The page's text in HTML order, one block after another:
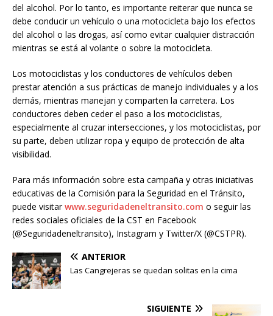
del alcohol. Por lo tanto, es importante reiterar que nunca se
debe conducir un vehículo o una motocicleta bajo los efectos
del alcohol o las drogas, así como evitar cualquier distracción
mientras se está al volante o sobre la motocicleta.
Los motociclistas y los conductores de vehículos deben
prestar atención a sus prácticas de manejo individuales y a los
demás, mientras manejan y comparten la carretera. Los
conductores deben ceder el paso a los motociclistas,
especialmente al cruzar intersecciones, y los motociclistas, por
su parte, deben utilizar ropa y equipo de protección de alta
visibilidad.
Para más información sobre esta campaña y otras iniciativas
educativas de la Comisión para la Seguridad en el Tránsito,
puede visitarwww.seguridadeneltransito.com o seguir las
redes sociales oficiales de la CST en Facebook
(@Seguridadeneltransito), Instagram y Twitter/X (@CSTPR).
ANTERIOR
Las Cangrejeras se quedan solitas en la cima
SIGUIENTE